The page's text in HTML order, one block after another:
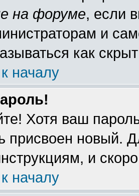
на форуме, если
и
как
началу
Хотя ваш
присвоен новый.
и
началу